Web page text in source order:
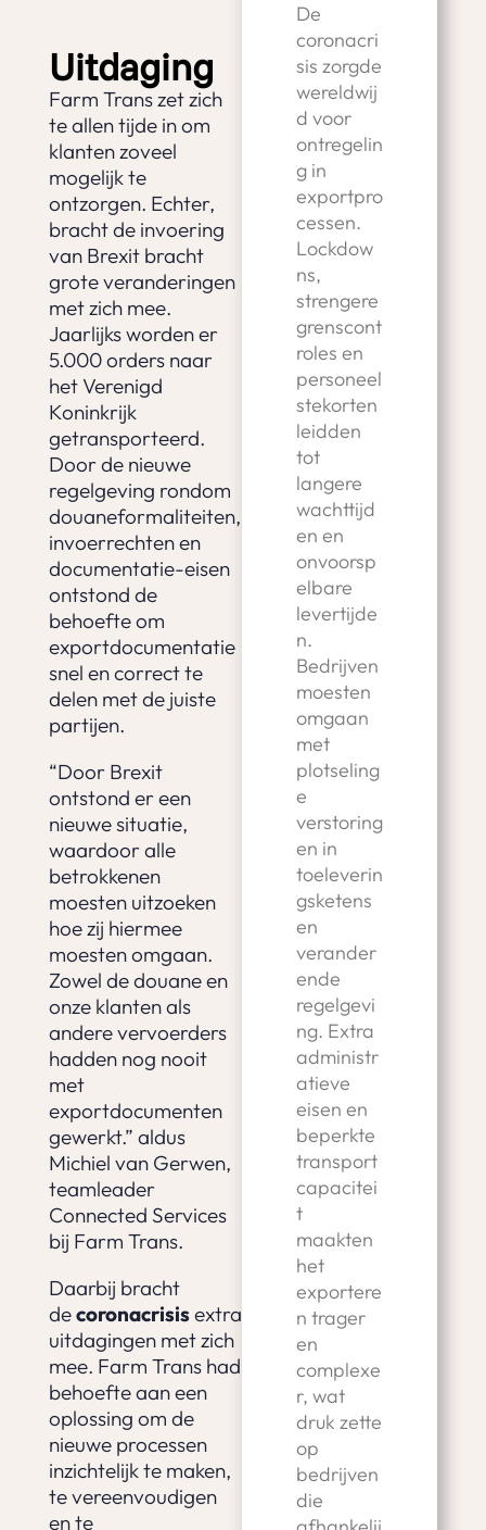
Uitdaging
Farm Trans zet zich
te allen tijde in om
klanten zoveel
mogelijk te
ontzorgen. Echter,
bracht de invoering
van Brexit bracht
grote veranderingen
met zich mee.
Jaarlijks worden er
5.000 orders naar
het Verenigd
Koninkrijk
getransporteerd.
Door de nieuwe
regelgeving rondom
douaneformaliteiten,
invoerrechten en
documentatie-eisen
ontstond de
behoefte om
exportdocumentatie
snel en correct te
delen met de juiste
partijen.
“Door Brexit
ontstond er een
nieuwe situatie,
waardoor alle
betrokkenen
moesten uitzoeken
hoe zij hiermee
moesten omgaan.
Zowel de douane en
onze klanten als
andere vervoerders
hadden nog nooit
met
exportdocumenten
gewerkt.” aldus
Michiel van Gerwen,
teamleader
Connected Services
bij Farm Trans.
Daarbij bracht
decoronacrisisextra
uitdagingen met zich
mee. Farm Trans had
behoefte aan een
oplossing om de
nieuwe processen
inzichtelijk te maken,
te vereenvoudigen
en te
De
coronacri
sis zorgde
wereldwij
d voor
ontregelin
g in
exportpro
cessen.
Lockdow
ns,
strengere
grenscont
roles en
personeel
stekorten
leidden
tot
langere
wachttijd
en en
onvoorsp
elbare
levertijde
n.
Bedrijven
moesten
omgaan
met
plotseling
e
verstoring
en in
toeleverin
gsketens
en
verander
ende
regelgevi
ng. Extra
administr
atieve
eisen en
beperkte
transport
capacitei
t
maakten
het
exportere
n trager
en
complexe
r, wat
druk zette
op
bedrijven
die